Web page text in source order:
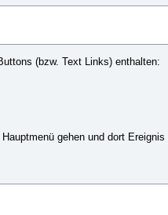
(bzw. Text Links) enthalten:
gehen und dort Ereignis